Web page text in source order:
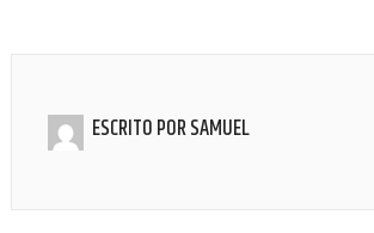
ESCRITO PORSAMUEL